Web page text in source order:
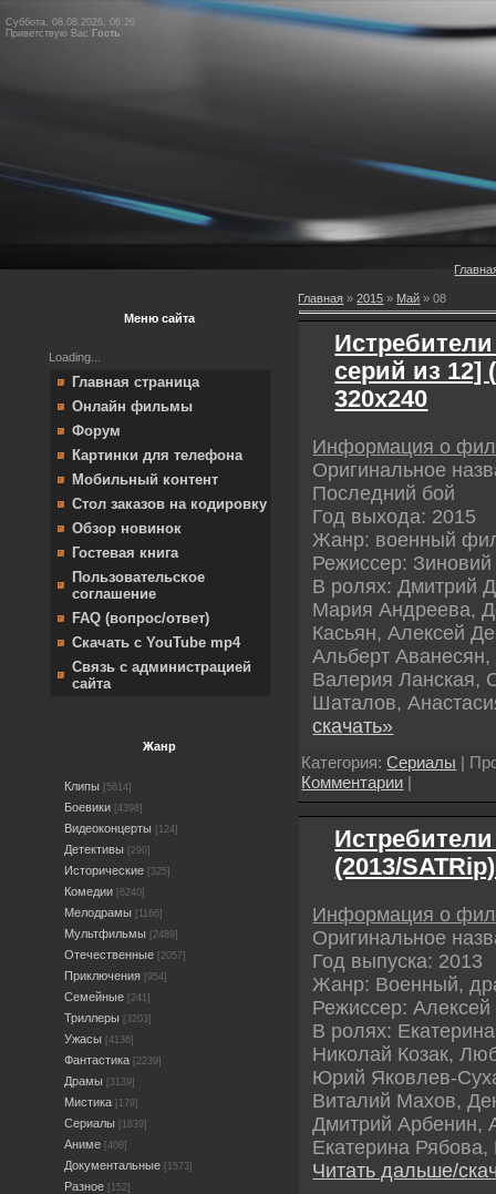
Суббота, 08.08.2026, 06:26
Приветствую Вас Гость
Меню сайта
Loading...
Главная страница
Онлайн фильмы
Форум
Картинки для телефона
Мобильный контент
Стол заказов на кодировку
Обзор новинок
Гостевая книга
Пользовательское
соглашение
FAQ (вопрос/ответ)
Скачать с YouTube mp4
Связь с администрацией
сайта
Жанр
Клипы [5614]
Боевики [4398]
Видеоконцерты [124]
Детективы [290]
Исторические [325]
Комедии [6240]
Мелодрамы [1166]
Мультфильмы [2489]
Отечественные [2057]
Приключения [954]
Семейные [241]
Триллеры [3203]
Ужасы [4136]
Фантастика [2239]
Драмы [3139]
Мистика [179]
Сериалы [1839]
Аниме [408]
Документальные [1573]
Разное [152]
Главная »2015 » Май » 08
серий из 12]
320х240
Информация о
Оригинальное
Последний бой
Год выхода: 2015
Жанр: военный
Режиссер:
В ролях: Дмитрий
Мария Андреева,
Касьян, Алексей
Альберт
Валерия Ланская,
Шаталов,
скачать»
Категория:Сериалы |
Комментарии |
(2013/
Информация о
Оригинальное
Год выпуска: 2013
Жанр: Военный,
Режиссер:
В ролях:
Николай Козак,
Юрий Яковлев-
Виталий Махов,
Дмитрий Арбенин,
Екатерина
Читать дальше/